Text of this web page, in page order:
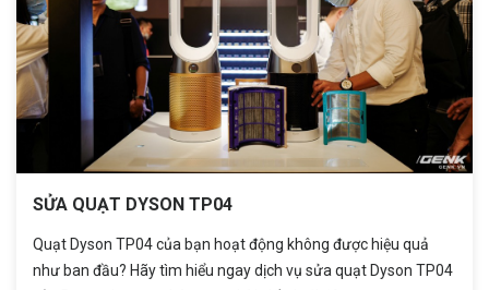
SỬA QUẠT DYSON TP04
Quạt Dyson TP04 của bạn hoạt động không được hiệu quả
như ban đầu? Hãy tìm hiểu ngay dịch vụ sửa quạt Dyson TP04